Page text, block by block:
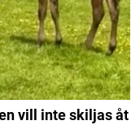
vill inte skiljas åt